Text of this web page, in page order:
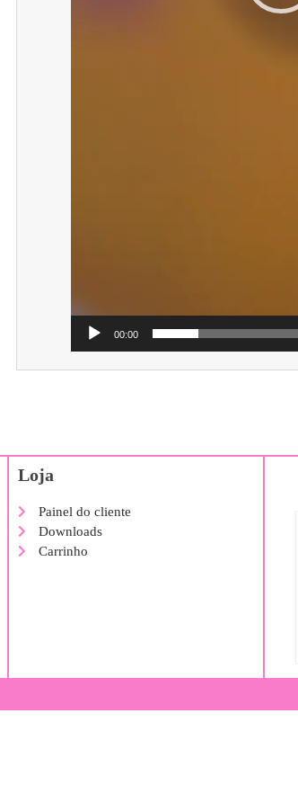
00:00
Loja
Painel do cliente
Downloads
Carrinho